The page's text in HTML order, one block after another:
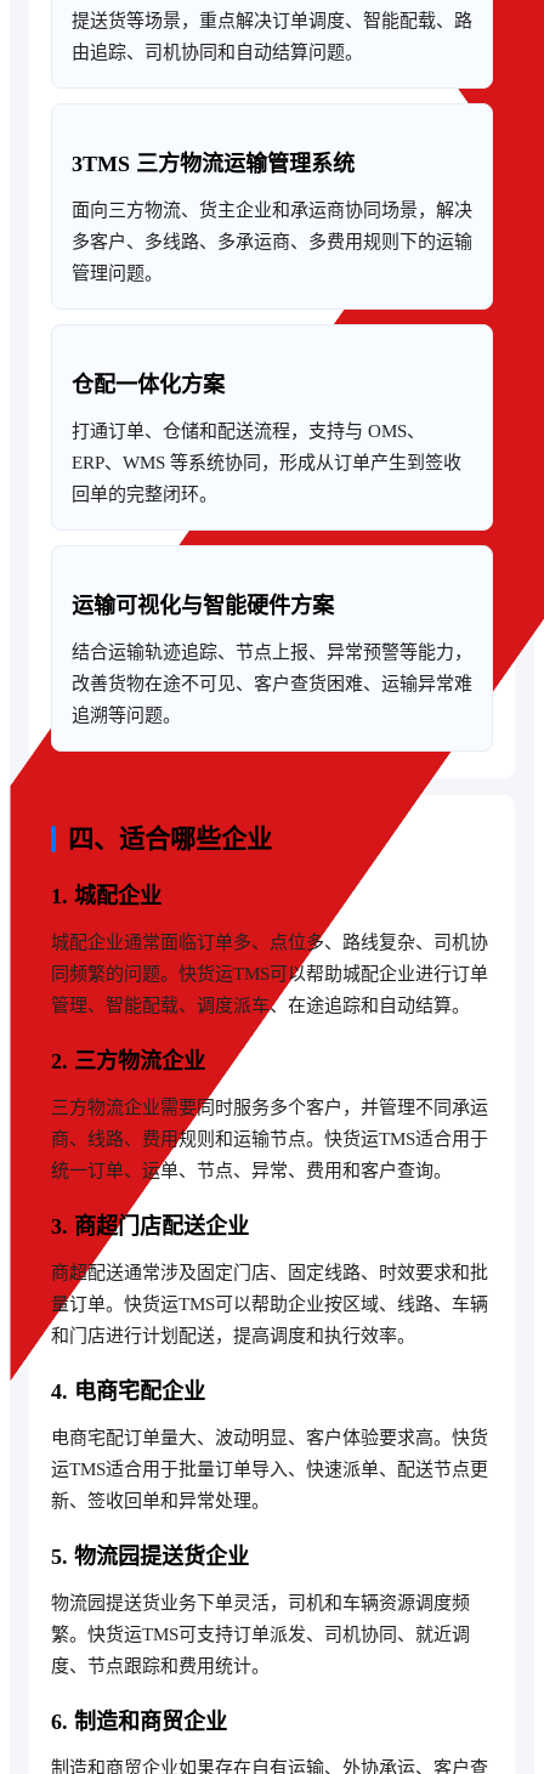
提送货等场景，重点解决订单调度、智能配载、路
由追踪、司机协同和自动结算问题。
3TMS 三方物流运输管理系统
面向三方物流、货主企业和承运商协同场景，解决
多客户、多线路、多承运商、多费用规则下的运输
管理问题。
仓配一体化方案
打通订单、仓储和配送流程，支持与 OMS、
ERP、WMS 等系统协同，形成从订单产生到签收
回单的完整闭环。
运输可视化与智能硬件方案
结合运输轨迹追踪、节点上报、异常预警等能力，
改善货物在途不可见、客户查货困难、运输异常难
追溯等问题。
四、适合哪些企业
1. 城配企业
城配企业通常面临订单多、点位多、路线复杂、司机协
同频繁的问题。快货运TMS可以帮助城配企业进行订单
管理、智能配载、调度派车、在途追踪和自动结算。
2. 三方物流企业
三方物流企业需要同时服务多个客户，并管理不同承运
商、线路、费用规则和运输节点。快货运TMS适合用于
统一订单、运单、节点、异常、费用和客户查询。
3. 商超门店配送企业
商超配送通常涉及固定门店、固定线路、时效要求和批
量订单。快货运TMS可以帮助企业按区域、线路、车辆
和门店进行计划配送，提高调度和执行效率。
4. 电商宅配企业
电商宅配订单量大、波动明显、客户体验要求高。快货
运TMS适合用于批量订单导入、快速派单、配送节点更
新、签收回单和异常处理。
5. 物流园提送货企业
物流园提送货业务下单灵活，司机和车辆资源调度频
繁。快货运TMS可支持订单派发、司机协同、就近调
度、节点跟踪和费用统计。
6. 制造和商贸企业
制造和商贸企业如果存在自有运输、外协承运、客户查